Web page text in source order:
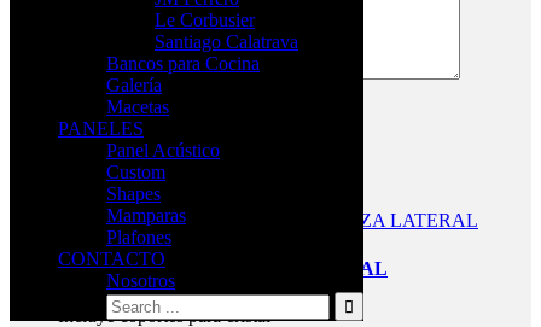
Le Corbusier
Santiago Calatrava
Bancos para Cocina
Galería
Macetas
PANELES
Panel Acústico
Custom
Shapes
Mamparas
Plafones
CONTACTO
Nosotros
Productos relacionados
27,495.00
PRO WHITE CREDENZA LATERAL
Incluye coportes para cristal